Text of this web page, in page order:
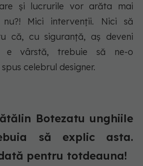
și lucrurile vor arăta mai
Mici intervenții. Nici să
că, cu siguranță, aș deveni
e vârstă, trebuie să ne-o
celebrul designer.
Botezatu unghiile
să explic asta.
pentru totdeauna!